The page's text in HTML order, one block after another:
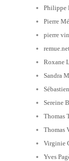
Philippe
Pierre
pierre
Roxane
Sandra
Sereine
Thomas
Thomas
Virginie
Yves